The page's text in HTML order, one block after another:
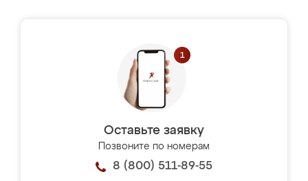
Оставьте заявку
Позвоните по номерам
8 (800) 511-89-55